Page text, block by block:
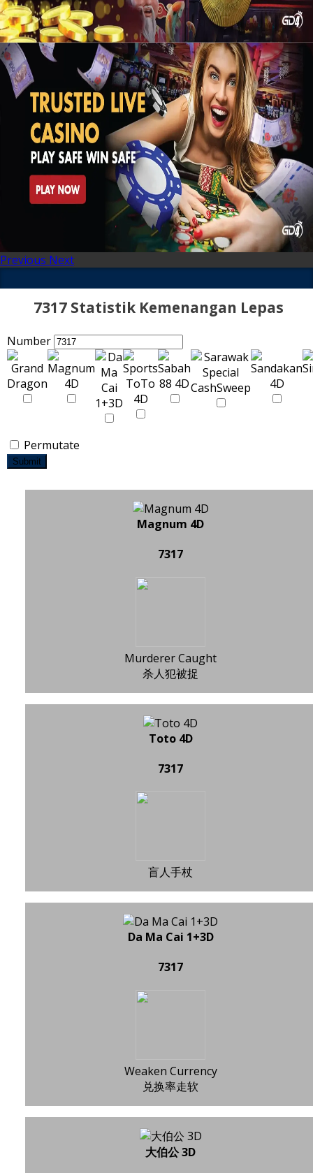
Previous Next
7317 Statistik Kemenangan Lepas
Number
Permutate
Submit
Magnum 4D
7317
Murderer Caught
杀人犯被捉
Toto 4D
7317
盲人手杖
Da Ma Cai 1+3D
7317
Weaken Currency
兑换率走软
大伯公 3D